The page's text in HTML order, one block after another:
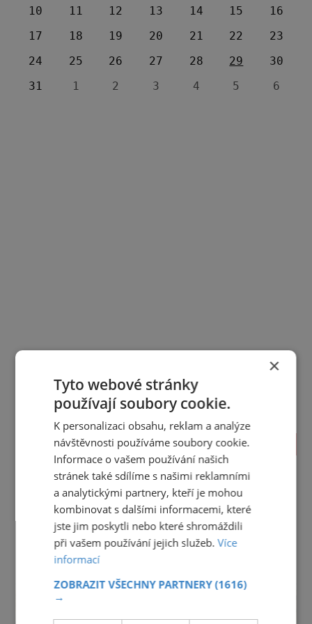
10
11 12 13 14 15
16
17
18 19 20 21 22
23
24
25 26 27 28 29
30
31
1 2 3 4 5 6
TIPY NA CESTY
Jihočeský krajJihomoravský krajKarlovarský kraj
Královéhradecký krajLiberecký kraj
Moravskoslezský krajOlomoucký kraj
Pardubický krajPlzeňský krajPraha
Středočeský krajÚstecký kraj Vysočina
×
Tyto webové stránky
používají soubory cookie.
K personalizaci obsahu, reklam a analýze
návštěvnosti používáme soubory cookie.
Informace o vašem používání našich
stránek také sdílíme s našimi reklamními
a analytickými partnery, kteří je mohou
kombinovat s dalšími informacemi, které
jste jim poskytli nebo které shromáždili
při vašem používání jejich služeb.Více
informací
ZOBRAZIT VŠECHNY PARTNERY(1616)
→